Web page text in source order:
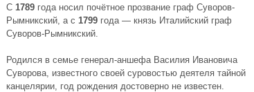
С 1789 года носил почётное прозвание граф Суворов-
Рымникский, а с 1799 года — князь Италийский граф
Суворов-Рымникский.
Родился в семье генерал-аншефа Василия Ивановича
Суворова, известного своей суровостью деятеля тайной
канцелярии, год рождения достоверно не известен.